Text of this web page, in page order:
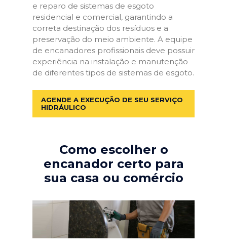
e reparo de sistemas de esgoto
residencial e comercial, garantindo a
correta destinação dos resíduos e a
preservação do meio ambiente. A equipe
de encanadores profissionais deve possuir
experiência na instalação e manutenção
de diferentes tipos de sistemas de esgoto.
AGENDE A EXECUÇÃO DE SEU SERVIÇO
HIDRÁULICO
Como escolher o
encanador certo para
sua casa ou comércio